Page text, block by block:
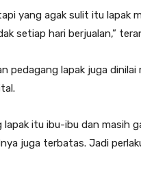
yang agak sulit itu lapak
setiap hari berjualan,”
pedagang lapak juga
lapak itu ibu-ibu dan masih
juga terbatas. Jadi